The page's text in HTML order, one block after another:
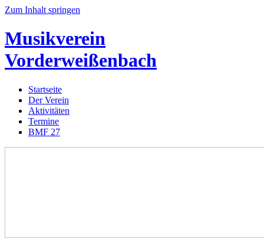
Zum Inhalt springen
Musikverein
Vorderweißenbach
Startseite
Der Verein
Aktivitäten
Termine
BMF 27